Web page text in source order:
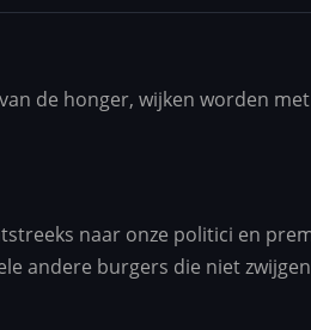
de honger, wijken worden
naar onze politici en
andere burgers die niet